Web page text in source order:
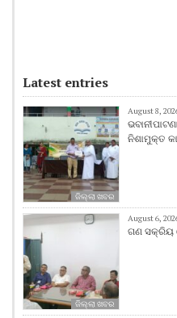
Latest entries
ଜିଲ୍ଲା ଖବର
August 8,
ନିଶାମୁକ୍ତ
ଜିଲ୍ଲା ଖବର
August 6,
ଗଣ ସକ୍ରିୟ